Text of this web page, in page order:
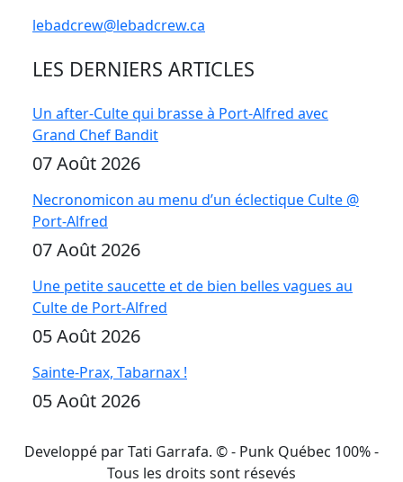
lebadcrew@lebadcrew.ca
LES DERNIERS ARTICLES
Un after-Culte qui brasse à Port-Alfred avec
Grand Chef Bandit
07 Août 2026
Necronomicon au menu d’un éclectique Culte @
Port-Alfred
07 Août 2026
Une petite saucette et de bien belles vagues au
Culte de Port-Alfred
05 Août 2026
Sainte-Prax, Tabarnax !
05 Août 2026
Developpé par Tati Garrafa. ©- Punk Québec 100% -
Tous les droits sont résevés